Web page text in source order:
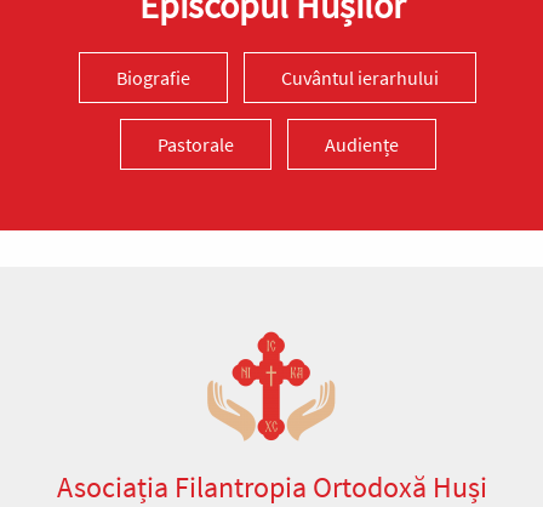
Biografie Cuvântul ierarhului
Pastorale Audiențe
Asociația Filantropia Ortodoxă Huși